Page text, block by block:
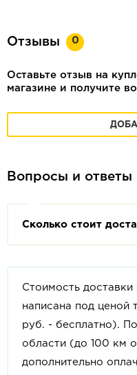
Отзывы 0
Оставьте отзыв на
магазине и получите
Вопросы и ответы
Сколько стоит
Стоимость
написана под ценой
руб. - бесплатно).
области (до 100 км
дополнительно